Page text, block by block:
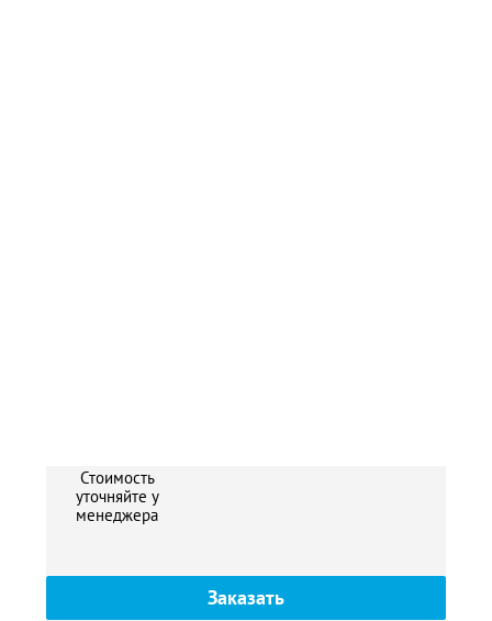
Стоимость
уточняйте у
менеджера
Заказать